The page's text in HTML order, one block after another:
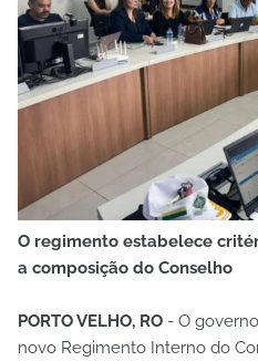
O regimento estabelece
a composição do Conselho
PORTO VELHO, RO - O
novo Regimento Interno do